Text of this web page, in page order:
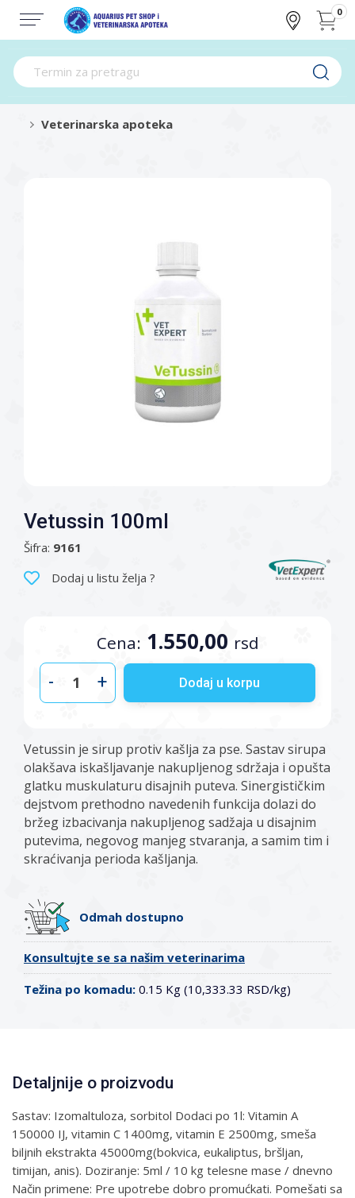
0
Veterinarska apoteka
Vetussin 100ml
Šifra: 9161
Dodaj u listu želja ?
Cena: 1.550,00 rsd
- + Dodaj u korpu
Vetussin je sirup protiv kašlja za pse. Sastav sirupa
olakšava iskašljavanje nakupljenog sdržaja i opušta
glatku muskulaturu disajnih puteva. Sinergističkim
dejstvom prethodno navedenih funkcija dolazi do
bržeg izbacivanja nakupljenog sadžaja u disajnim
putevima, negovog manjeg stvaranja, a samim tim i
skraćivanja perioda kašljanja.
Odmah dostupno
Konsultujte se sa našim veterinarima
Težina po komadu: 0.15 Kg (10,333.33 RSD/kg)
Detaljnije o proizvodu
Sastav: Izomaltuloza, sorbitol Dodaci po 1l: Vitamin A
150000 IJ, vitamin C 1400mg, vitamin E 2500mg, smeša
biljnih ekstrakta 45000mg(bokvica, eukaliptus, bršljan,
timijan, anis). Doziranje: 5ml / 10 kg telesne mase / dnevno
Način primene: Pre upotrebe dobro promućkati. Pomešati sa